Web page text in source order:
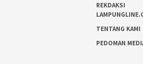
REKDAKSI
TENTANG KAMI
PEDOMAN